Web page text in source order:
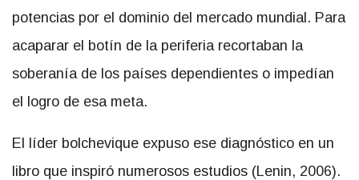
potencias por el dominio del mercado mundial. Para
acaparar el botín de la periferia recortaban la
soberanía de los países dependientes o impedían
el logro de esa meta.
El líder bolchevique expuso ese diagnóstico en un
libro que inspiró numerosos estudios (Lenin, 2006).